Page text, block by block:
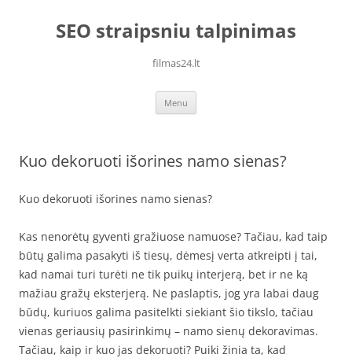
contentSEO straipsniu talpinimas
filmas24.lt
Menu
Kuo dekoruoti išorines namo sienas?
Kuo dekoruoti išorines namo sienas?
Kas nenorėtų gyventi gražiuose namuose? Tačiau, kad taip
būtų galima pasakyti iš tiesų, dėmesį verta atkreipti į tai,
kad namai turi turėti ne tik puikų interjerą, bet ir ne ką
mažiau gražų eksterjerą. Ne paslaptis, jog yra labai daug
būdų, kuriuos galima pasitelkti siekiant šio tikslo, tačiau
vienas geriausių pasirinkimų – namo sienų dekoravimas.
Tačiau, kaip ir kuo jas dekoruoti? Puiki žinia ta, kad